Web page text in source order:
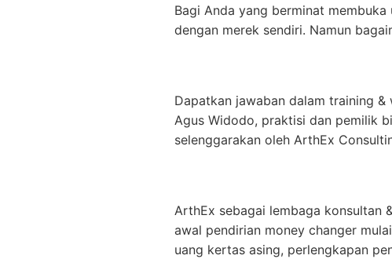
Bagi Anda yang berminat
dengan merek sendiri. Namun
Dapatkan jawaban dalam training &
Agus Widodo, praktisi dan pemilik
selenggarakan oleh ArthEx
ArthEx sebagai lembaga konsultan
awal pendirian money changer
uang kertas asing, perlengkapan